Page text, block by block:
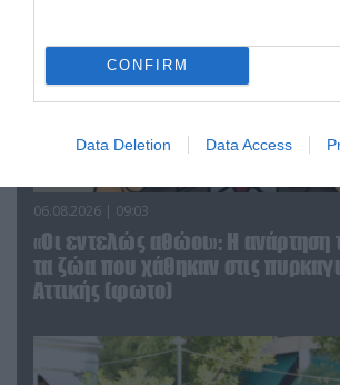
CONFIRM
Data Deletion Data Access
06.08.2026 | 09:03
«Οι εντελώς αθώοι»: Η ανάρτηση
τα ζώα που χάθηκαν στις
Αττικής (φωτο)